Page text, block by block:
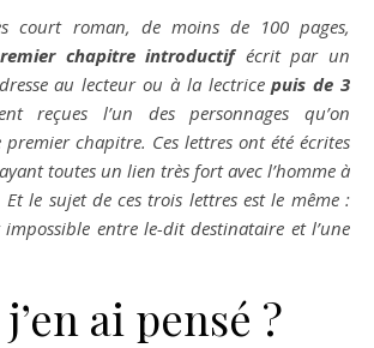
court roman, de moins de 100 pages,
chapitre introductif écrit par un
au lecteur ou à la lectricepuis de 3
reçues l’un des personnages qu’on
chapitre. Ces lettres ont été écrites
toutes un lien très fort avec l’homme à
le sujet de ces trois lettres est le même :
entre le-dit destinataire et l’une
ai pensé ?